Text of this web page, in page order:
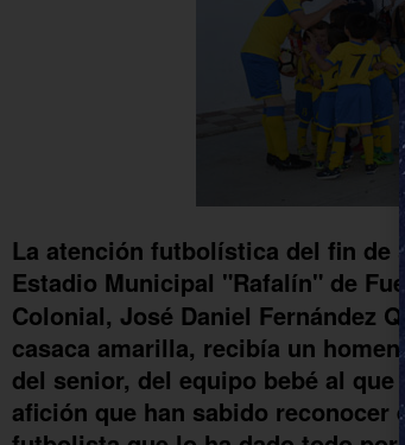
La atención futbolística del fin de
Estadio Municipal "Rafalín" de
Colonial, José Daniel Fernández
casaca amarilla, recibía un
del senior, del equipo bebé al
afición que han sabido